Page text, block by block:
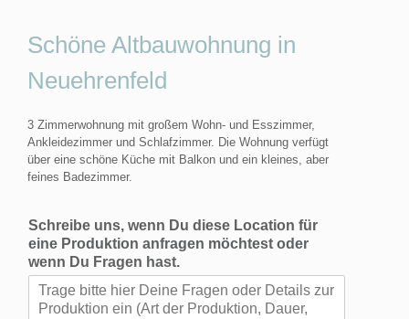
Schöne Altbauwohnung in
Neuehrenfeld
3 Zimmerwohnung mit großem Wohn- und Esszimmer,
Ankleidezimmer und Schlafzimmer. Die Wohnung verfügt
über eine schöne Küche mit Balkon und ein kleines, aber
feines Badezimmer.
Schreibe uns, wenn Du diese Location für
eine Produktion anfragen möchtest oder
wenn Du Fragen hast.